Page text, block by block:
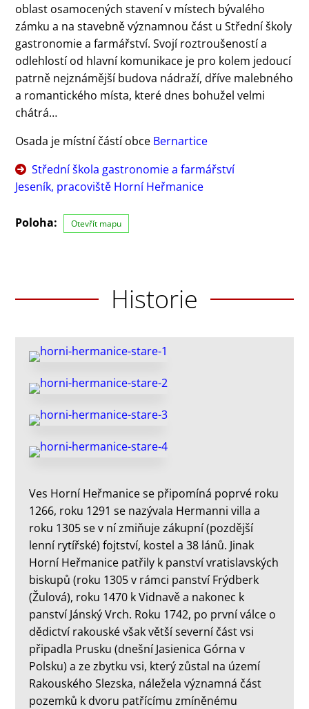
oblast osamocených stavení v místech bývalého
zámku a na stavebně významnou část u Střední školy
gastronomie a farmářství. Svojí roztroušeností a
odlehlostí od hlavní komunikace je pro kolem jedoucí
patrně nejznámější budova nádraží, dříve malebného
a romantického místa, které dnes bohužel velmi
chátrá…
Osada je místní částí obce Bernartice
Střední škola gastronomie a farmářství
Jeseník, pracoviště Horní Heřmanice
Poloha: Otevřít mapu
Historie
Ves Horní Heřmanice se připomíná poprvé roku
1266, roku 1291 se nazývala Hermanni villa a
roku 1305 se v ní zmiňuje zákupní (pozdější
lenní rytířské) fojtství, kostel a 38 lánů. Jinak
Horní Heřmanice patřily k panství vratislavských
biskupů (roku 1305 v rámci panství Frýdberk
(Žulová), roku 1470 k Vidnavě a nakonec k
panství Jánský Vrch. Roku 1742, po první válce o
dědictví rakouské však větší severní část vsi
připadla Prusku (dnešní Jasienica Górna v
Polsku) a ze zbytku vsi, který zůstal na území
Rakouského Slezska, náležela významná část
pozemků k dvoru patřícímu zmíněnému